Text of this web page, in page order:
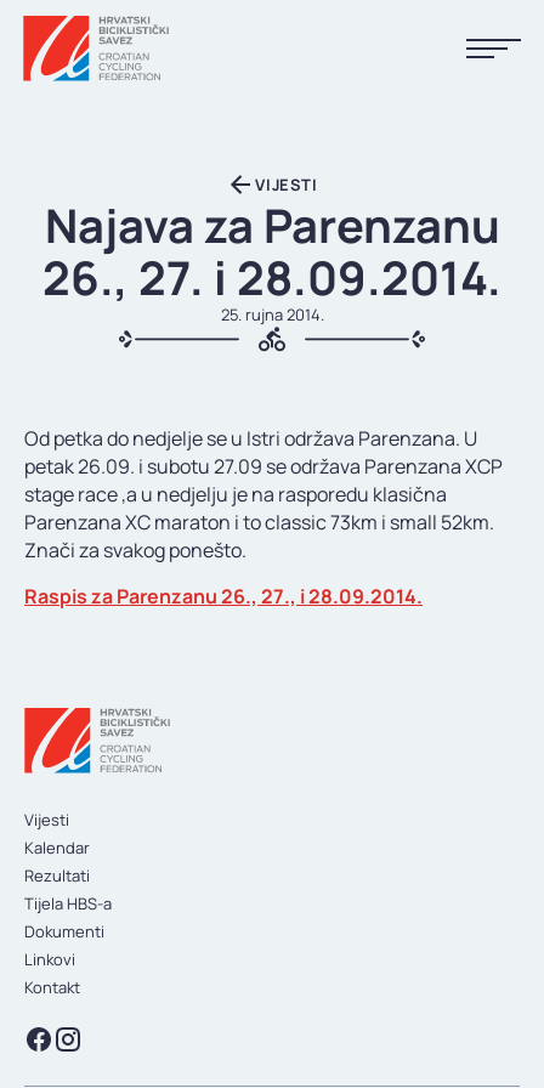
KALENDAR
REZULTATI
DOKUMENTI
LINKOVI
KONTAKT
VIJESTI
Najava za Parenzanu
26., 27. i 28.09.2014.
25. rujna 2014.
Od petka do nedjelje se u Istri održava Parenzana. U
petak 26.09. i subotu 27.09 se održava Parenzana XCP
stage race ,a u nedjelju je na rasporedu klasična
Parenzana XC maraton i to classic 73km i small 52km.
Znači za svakog ponešto.
Raspis za Parenzanu 26., 27., i 28.09.2014.
Vijesti
Kalendar
Rezultati
Tijela HBS-a
Dokumenti
Linkovi
Kontakt